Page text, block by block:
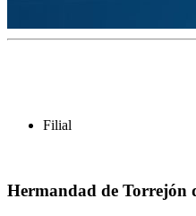
Filial
Hermandad de Torrejón
¿Cuándo se construyó la
¿Cuales son los actos